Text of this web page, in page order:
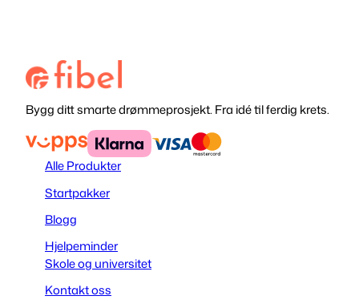
Bygg ditt smarte drømmeprosjekt. Fra idé til ferdig krets.
Alle Produkter
Startpakker
Blogg
Hjelpeminder
Skole og universitet
Kontakt oss